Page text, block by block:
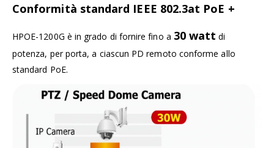
Conformità standard IEEE 802.3at PoE +
HPOE-1200G è in grado di fornire fino a 30 watt di
potenza, per porta, a ciascun PD remoto conforme allo
standard PoE.